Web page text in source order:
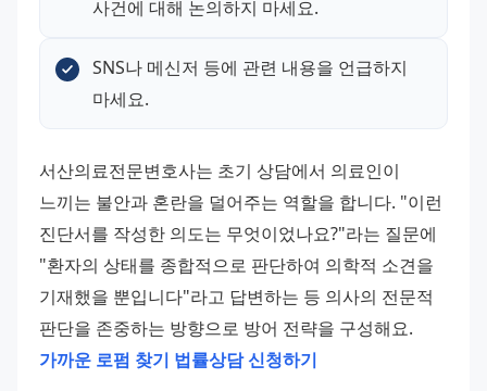
사건에 대해 논의하지 마세요.
SNS나 메신저 등에 관련 내용을 언급하지
마세요.
서산의료전문변호사는 초기 상담에서 의료인이
느끼는 불안과 혼란을 덜어주는 역할을 합니다. "이런
진단서를 작성한 의도는 무엇이었나요?"라는 질문에
"환자의 상태를 종합적으로 판단하여 의학적 소견을
기재했을 뿐입니다"라고 답변하는 등 의사의 전문적
판단을 존중하는 방향으로 방어 전략을 구성해요.
가까운 로펌 찾기 법률상담 신청하기